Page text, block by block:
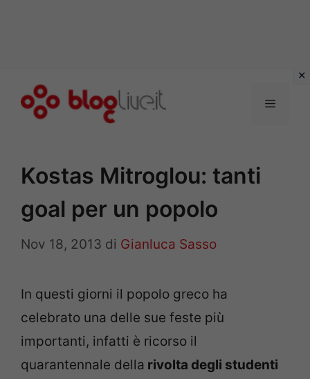
Menu
Kostas Mitroglou: tanti
goal per un popolo
Nov 18, 2013 di Gianluca Sasso
In questi giorni il popolo greco ha
celebrato una delle sue feste più
importanti, infatti è ricorso il
quarantennale della rivolta degli studenti